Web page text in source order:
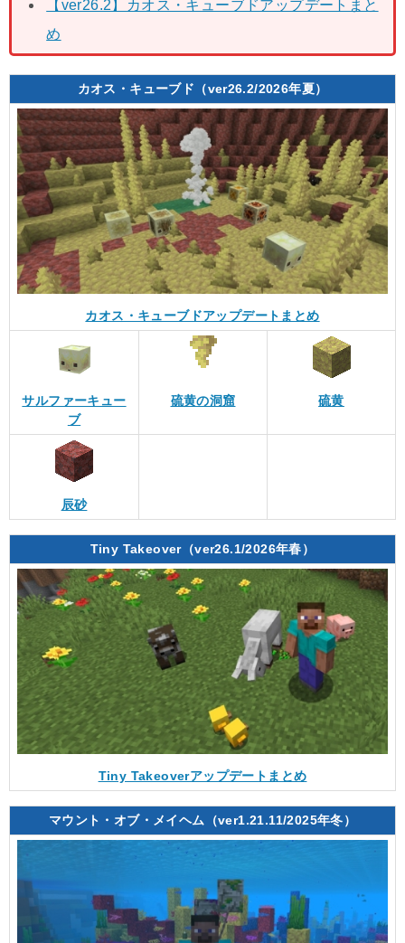
【ver26.2】カオス・キューブドアップデートまと
め
カオス・キューブド（ver26.2/2026年夏）
カオス・キューブドアップデートまとめ
サルファーキュー
ブ
硫黄の洞窟 硫黄
辰砂
Tiny Takeover（ver26.1/2026年春）
Tiny Takeoverアップデートまとめ
マウント・オブ・メイヘム（ver1.21.11/2025年冬）